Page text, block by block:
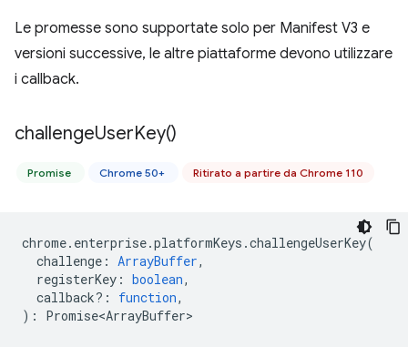
Le promesse sono supportate solo per Manifest V3 e
versioni successive, le altre piattaforme devono utilizzare
i callback.
challengeUserKey()
Promise Chrome 50+ Ritirato a partire da Chrome 110
chrome. enterprise.platformKeys .challengeUserKey(
challenge : ArrayBuffer,
registerKey : boolean,
callback? : function,
) : Promise<ArrayBuffer>